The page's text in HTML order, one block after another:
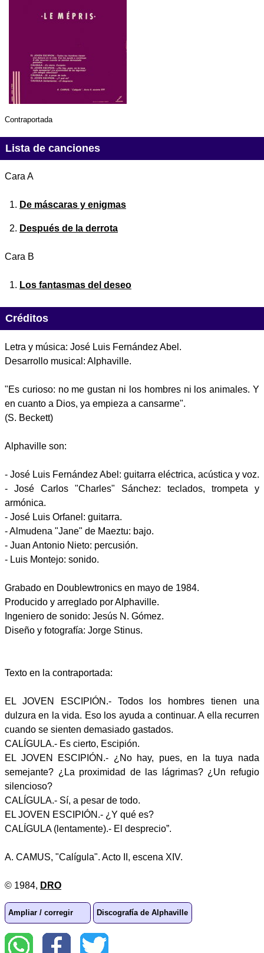
Contraportada
Lista de canciones
Cara A
De máscaras y enigmas
Después de la derrota
Cara B
Los fantasmas del deseo
Créditos
Letra y música: José Luis Fernández Abel.
Desarrollo musical: Alphaville.
"Es curioso: no me gustan ni los hombres ni los animales. Y
en cuanto a Dios, ya empieza a cansarme".
(S. Beckett)
Alphaville son:
- José Luis Fernández Abel: guitarra eléctrica, acústica y voz.
- José Carlos "Charles" Sánchez: teclados, trompeta y
armónica.
- José Luis Orfanel: guitarra.
- Almudena "Jane" de Maeztu: bajo.
- Juan Antonio Nieto: percusión.
- Luis Montejo: sonido.
Grabado en Doublewtronics en mayo de 1984.
Producido y arreglado por Alphaville.
Ingeniero de sonido: Jesús N. Gómez.
Diseño y fotografía: Jorge Stinus.
Texto en la contraportada:
EL JOVEN ESCIPIÓN.- Todos los hombres tienen una
dulzura en la vida. Eso los ayuda a continuar. A ella recurren
cuando se sienten demasiado gastados.
CALÍGULA.- Es cierto, Escipión.
EL JOVEN ESCIPIÓN.- ¿No hay, pues, en la tuya nada
semejante? ¿La proximidad de las lágrimas? ¿Un refugio
silencioso?
CALÍGULA.- Sí, a pesar de todo.
EL JOVEN ESCIPIÓN.- ¿Y qué es?
CALÍGULA (lentamente).- El desprecio”.
A. CAMUS, "Calígula". Acto II, escena XIV.
© 1984, DRO
Ampliar / corregir Discografía de Alphaville